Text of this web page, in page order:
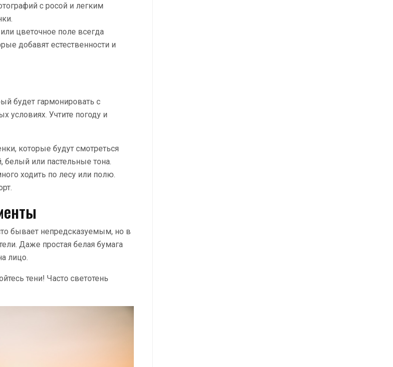
с росой и легким
цветочное поле всегда
добавят естественности и
будет гармонировать с
условиях. Учтите погоду и
которые будут смотреться
или пастельные тона.
ходить по лесу или полю.
бывает непредсказуемым, но в
Даже простая белая бумага
лицо.
тени! Часто светотень